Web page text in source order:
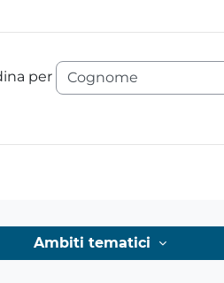
per
Ambiti tematici